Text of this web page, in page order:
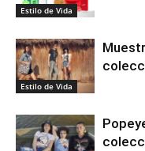
Estilo de Vida
Estilo de Vida